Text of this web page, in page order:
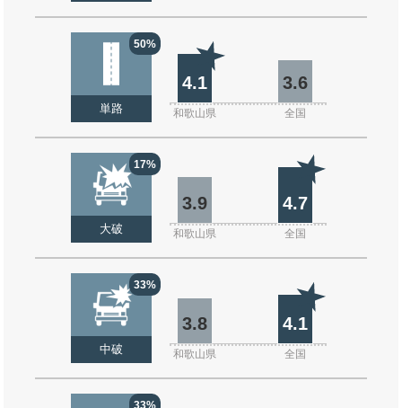
50%
単路
4.1 3.6
和歌山県 全国
17%
大破
3.9 4.7
和歌山県 全国
33%
中破
3.8 4.1
和歌山県 全国
33%